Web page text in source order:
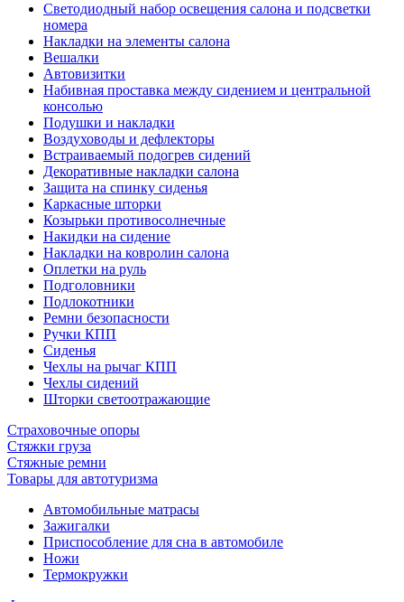
Светодиодный набор освещения салона и подсветки
номера
Накладки на элементы салона
Вешалки
Автовизитки
Набивная проставка между сидением и центральной
консолью
Подушки и накладки
Воздуховоды и дефлекторы
Встраиваемый подогрев сидений
Декоративные накладки салона
Защита на спинку сиденья
Каркасные шторки
Козырьки противосолнечные
Накидки на сидение
Накладки на ковролин салона
Оплетки на руль
Подголовники
Подлокотники
Ремни безопасности
Ручки КПП
Сиденья
Чехлы на рычаг КПП
Чехлы сидений
Шторки светоотражающие
Страховочные опоры
Стяжки груза
Стяжные ремни
Товары для автотуризма
Автомобильные матрасы
Зажигалки
Приспособление для сна в автомобиле
Ножи
Термокружки